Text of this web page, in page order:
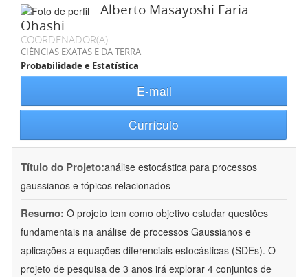
Alberto Masayoshi Faria
Ohashi
COORDENADOR(A)
CIÊNCIAS EXATAS E DA TERRA
Probabilidade e Estatística
E-mail
Currículo
Título do Projeto:análise estocástica para processos
gaussianos e tópicos relacionados
Resumo: O projeto tem como objetivo estudar questões
fundamentais na análise de processos Gaussianos e
aplicações a equações diferenciais estocásticas (SDEs). O
projeto de pesquisa de 3 anos irá explorar 4 conjuntos de